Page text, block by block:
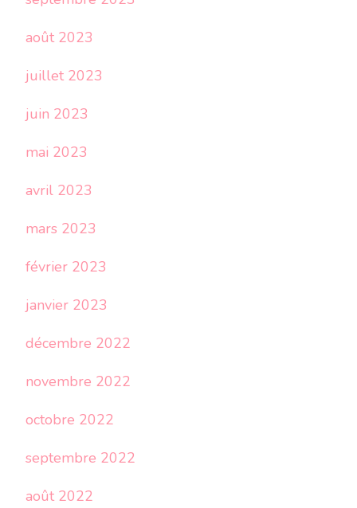
août 2023
juillet 2023
juin 2023
mai 2023
avril 2023
mars 2023
février 2023
janvier 2023
décembre 2022
novembre 2022
octobre 2022
septembre 2022
août 2022